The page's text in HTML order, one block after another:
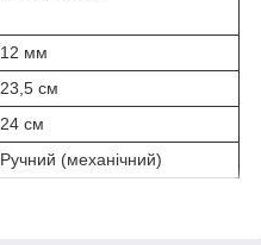
12 мм
23,5 см
24 см
Ручний (механічний)